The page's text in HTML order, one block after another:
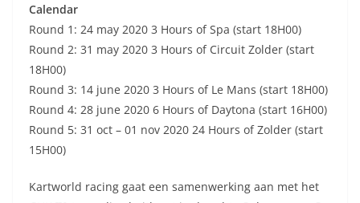
Calendar
Round 1: 24 may 2020 3 Hours of Spa (start 18H00)
Round 2: 31 may 2020 3 Hours of Circuit Zolder (start
18H00)
Round 3: 14 june 2020 3 Hours of Le Mans (start 18H00)
Round 4: 28 june 2020 6 Hours of Daytona (start 16H00)
Round 5: 31 oct – 01 nov 2020 24 Hours of Zolder (start
15H00)
Kartworld racing gaat een samenwerking aan met het